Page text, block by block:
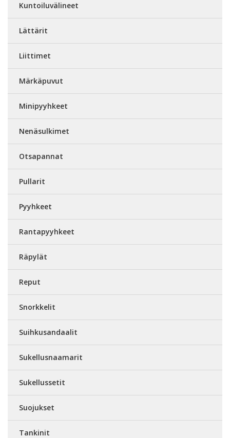
Kuntoiluvälineet
Lättärit
Liittimet
Märkäpuvut
Minipyyhkeet
Nenäsulkimet
Otsapannat
Pullarit
Pyyhkeet
Rantapyyhkeet
Räpylät
Reput
Snorkkelit
Suihkusandaalit
Sukellusnaamarit
Sukellussetit
Suojukset
Tankinit